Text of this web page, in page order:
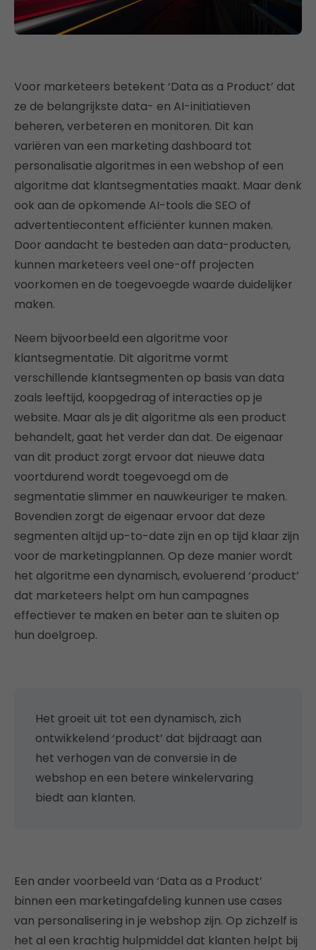
Voor marketeers betekent ‘Data as a Product’ dat
ze de belangrijkste data- en AI-initiatieven
beheren, verbeteren en monitoren. Dit kan
variëren van een marketing dashboard tot
personalisatie algoritmes in een webshop of een
algoritme dat klantsegmentaties maakt. Maar denk
ook aan de opkomende AI-tools die SEO of
advertentiecontent efficiënter kunnen maken.
Door aandacht te besteden aan data-producten,
kunnen marketeers veel one-off projecten
voorkomen en de toegevoegde waarde duidelijker
maken.
Neem bijvoorbeeld een algoritme voor
klantsegmentatie. Dit algoritme vormt
verschillende klantsegmenten op basis van data
zoals leeftijd, koopgedrag of interacties op je
website. Maar als je dit algoritme als een product
behandelt, gaat het verder dan dat. De eigenaar
van dit product zorgt ervoor dat nieuwe data
voortdurend wordt toegevoegd om de
segmentatie slimmer en nauwkeuriger te maken.
Bovendien zorgt de eigenaar ervoor dat deze
segmenten altijd up-to-date zijn en op tijd klaar zijn
voor de marketingplannen. Op deze manier wordt
het algoritme een dynamisch, evoluerend ‘product’
dat marketeers helpt om hun campagnes
effectiever te maken en beter aan te sluiten op
hun doelgroep.
Het groeit uit tot een dynamisch, zich
ontwikkelend ‘product’ dat bijdraagt aan
het verhogen van de conversie in de
webshop en een betere winkelervaring
biedt aan klanten.
Een ander voorbeeld van ‘Data as a Product’
binnen een marketingafdeling kunnen use cases
van personalisering in je webshop zijn. Op zichzelf is
het al een krachtig hulpmiddel dat klanten helpt bij